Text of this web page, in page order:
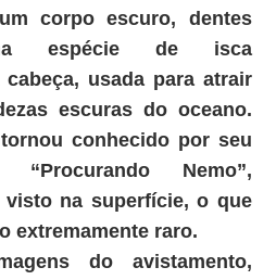
corpo escuro, dentes
espécie de isca
usada para atrair
escuras do oceano.
conhecido por seu
Nemo”,
visto na superfície, o que
extremamente raro.
do avistamento,